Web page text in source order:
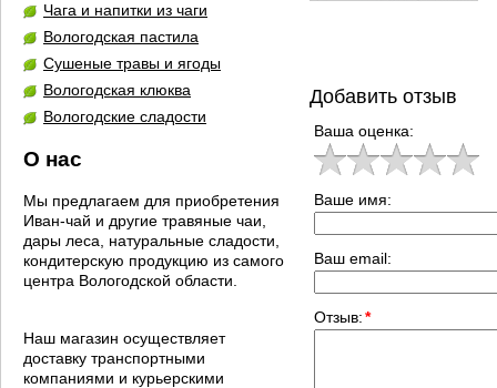
Чага и напитки из чаги
Вологодская пастила
Сушеные травы и ягоды
Вологодская клюква
Вологодские сладости
О нас
Мы предлагаем для приобретения
Иван-чай и другие травяные чаи,
дары леса, натуральные сладости,
кондитерскую продукцию из самого
центра Вологодской области.
Наш магазин осуществляет
доставку транспортными
компаниями и курьерскими
Добавить отзыв
Ваша оценка:
Ваше имя:
Ваш email:
Отзыв:*